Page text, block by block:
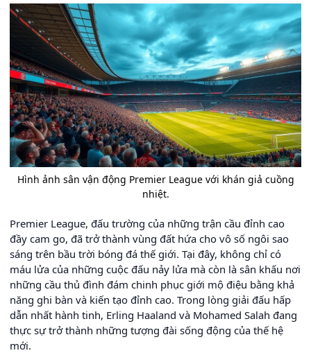
Hình ảnh sân vận động Premier League với khán giả cuồng
nhiệt.
Premier League, đấu trường của những trận cầu đỉnh cao
đầy cam go, đã trở thành vùng đất hứa cho vô số ngôi sao
sáng trên bầu trời bóng đá thế giới. Tại đây, không chỉ có
máu lửa của những cuộc đấu nảy lửa mà còn là sân khấu nơi
những cầu thủ đình đám chinh phục giới mộ điệu bằng khả
năng ghi bàn và kiến tạo đỉnh cao. Trong lòng giải đấu hấp
dẫn nhất hành tinh, Erling Haaland và Mohamed Salah đang
thực sự trở thành những tượng đài sống động của thế hệ
mới.